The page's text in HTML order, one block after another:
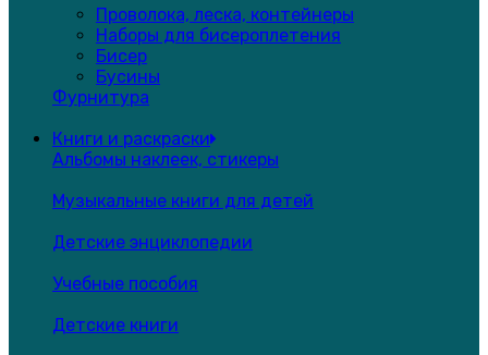
Проволока, леска, контейнеры
Наборы для бисероплетения
Бисер
Бусины
Фурнитура
Книги и раскраски
Альбомы наклеек, стикеры
Музыкальные книги для детей
Детские энциклопедии
Учебные пособия
Детские книги